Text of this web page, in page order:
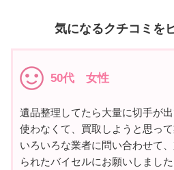
気になるクチコミを
50代 女性
遺品整理してたら大量に切手が
使わなくて、買取しようと思って
いろいろな業者に問い合わせて
られたバイセルにお願いしました